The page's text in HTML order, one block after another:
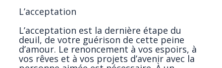
L’acceptation
L’acceptation est la dernière étape du
deuil, de votre guérison de cette peine
d’amour. Le renoncement à vos espoirs, à
vos rêves et à vos projets d’avenir avec la